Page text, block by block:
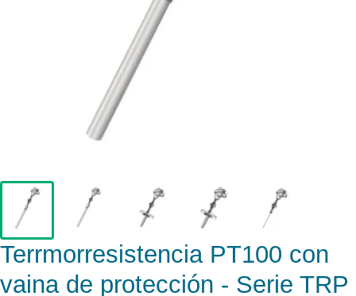
Terrmorresistencia PT100 con
vaina de protección - Serie TRP